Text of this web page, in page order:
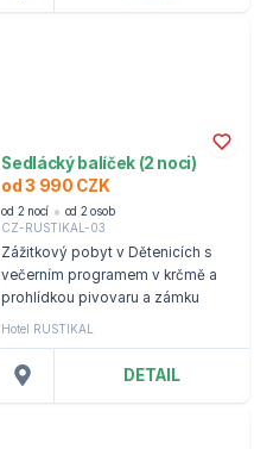
Sedlácký balíček (2 noci)
od 3 990 CZK
od 2 nocí
od 2 osob
CZ-RUSTIKAL-03
Zážitkový pobyt v Dětenicích s
večerním programem v krčmě a
prohlídkou pivovaru a zámku
Hotel RUSTIKAL
DETAIL